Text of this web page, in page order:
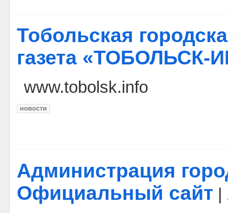
Тобольская
газета
www.tobolsk.info
новости
Администрация
Официальный сайт